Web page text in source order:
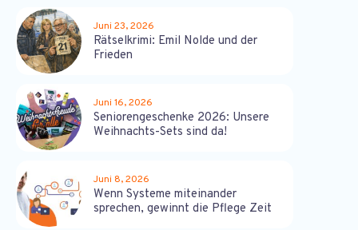
Juni 23, 2026
Rätselkrimi: Emil Nolde und der
Frieden
Juni 16, 2026
Seniorengeschenke 2026: Unsere
Weihnachts-Sets sind da!
Juni 8, 2026
Wenn Systeme miteinander
sprechen, gewinnt die Pflege Zeit